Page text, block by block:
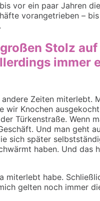
vor ein paar Jahren
vorangetrieben –
Stolz
immer
Zeiten miterlebt.
wir Knochen
Türkenstraße. Wenn
Und man geht
sich später
haben. Und das
miterlebt habe.
gelten noch immer